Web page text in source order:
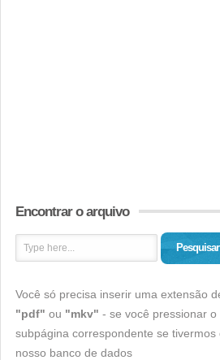
Encontrar o arquivo
Pesquisar
Você só precisa inserir uma extensão
"pdf" ou "mkv" - se você pressionar
subpágina correspondente se
nosso banco de dados